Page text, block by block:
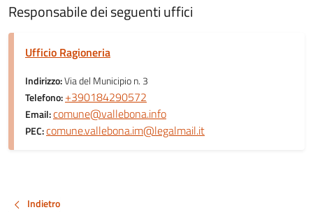
Responsabile dei seguenti uffici
Ufficio Ragioneria
Indirizzo:Via del Municipio n. 3
Telefono:+390184290572
Email:comune@vallebona.info
PEC:comune.vallebona.im@legalmail.it
Indietro